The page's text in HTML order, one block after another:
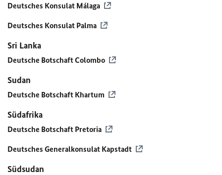
Deutsches Konsulat Málaga
Deutsches Konsulat Palma
Sri Lanka
Deutsche Botschaft Colombo
Sudan
Deutsche Botschaft Khartum
Südafrika
Deutsche Botschaft Pretoria
Deutsches Generalkonsulat Kapstadt
Südsudan